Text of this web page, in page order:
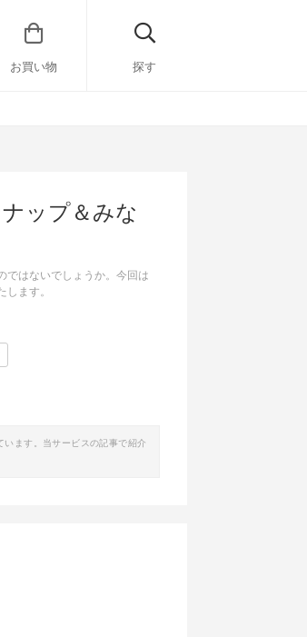
お買い物 探す
ップ＆みな
ではないでしょうか。今回は
ます。
ます。当サービスの記事で紹介